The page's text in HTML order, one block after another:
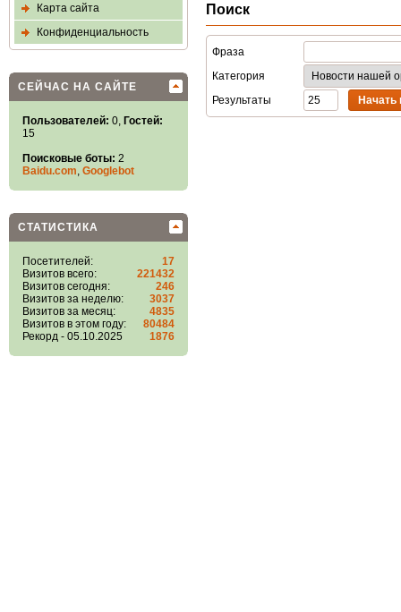
Карта сайта
Конфиденциальность
СЕЙЧАС НА САЙТЕ
Пользователей: 0, Гостей:
15
Поисковые боты: 2
Baidu.com, Googlebot
СТАТИСТИКА
Посетителей:
17
Визитов всего:
221432
Визитов сегодня:
246
Визитов за неделю:
3037
Визитов за месяц:
4835
Визитов в этом году:
80484
Рекорд - 05.10.2025
1876
Поиск
Фраза
Категория
Результаты